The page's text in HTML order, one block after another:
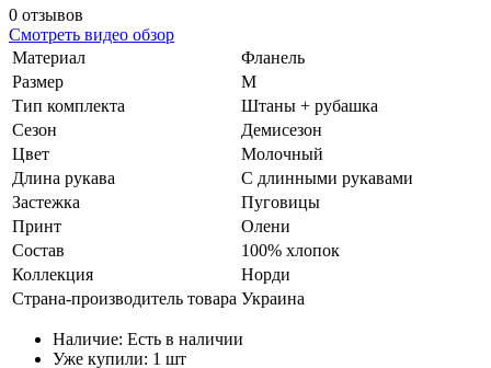
0 отзывов
Смотреть видео обзор
Материал
Фланель
Размер
M
Тип комплекта
Штаны + рубашка
Сезон
Демисезон
Цвет
Молочный
Длина рукава
С длинными рукавами
Застежка
Пуговицы
Принт
Олени
Состав
100% хлопок
Коллекция
Норди
Страна-производитель товара Украина
Наличие: Есть в наличии
Уже купили: 1 шт